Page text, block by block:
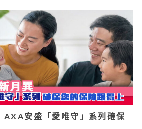
安盛「愛唯守」系列確保